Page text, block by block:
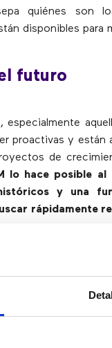
quiénes son
disponibles para
futuro
especialmente
proactivas y
de
lo hace posible
y una
rápidamente
continuidad
comerciales del